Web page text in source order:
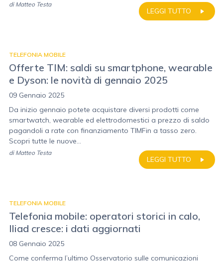
LEGGI TUTTO
di Matteo Testa
TELEFONIA MOBILE
Offerte TIM: saldi su smartphone, wearable
e Dyson: le novità di gennaio 2025
09 Gennaio 2025
Da inizio gennaio potete acquistare diversi prodotti come
smartwatch, wearable ed elettrodomestici a prezzo di saldo
pagandoli a rate con finanziamento TIMFin a tasso zero.
Scopri tutte le nuove...
LEGGI TUTTO
di Matteo Testa
TELEFONIA MOBILE
Telefonia mobile: operatori storici in calo,
Iliad cresce: i dati aggiornati
08 Gennaio 2025
Come conferma l’ultimo Osservatorio sulle comunicazioni